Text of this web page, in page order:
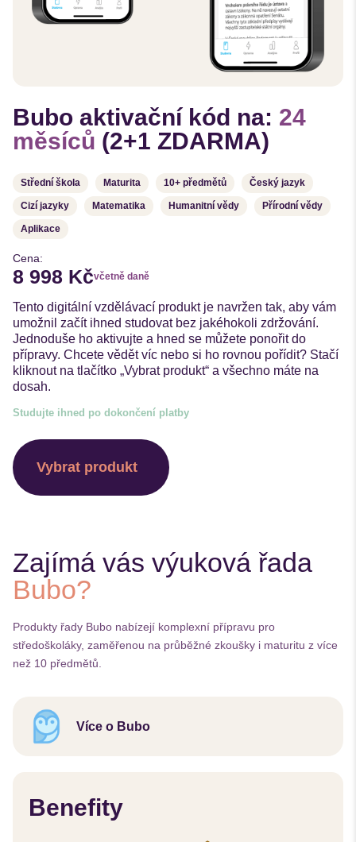
Bubo aktivační kód na: 24
měsíců (2+1 ZDARMA)
Střední škola Maturita 10+ předmětů Český jazyk
Cizí jazyky Matematika Humanitní vědy Přírodní vědy
Aplikace
Cena:
8 998 Kčvčetně daně
Tento digitální vzdělávací produkt je navržen tak, aby vám
umožnil začít ihned studovat bez jakéhokoli zdržování.
Jednoduše ho aktivujte a hned se můžete ponořit do
přípravy. Chcete vědět víc nebo si ho rovnou pořídit? Stačí
kliknout na tlačítko „Vybrat produkt“ a všechno máte na
dosah.
Studujte ihned po dokončení platby
Vybrat produkt
Benefity
Zajímá vás výuková řada
Bubo?
Produkty řady Bubo nabízejí komplexní přípravu pro
středoškoláky, zaměřenou na průběžné zkoušky i maturitu z více
než 10 předmětů.
Více o Bubo